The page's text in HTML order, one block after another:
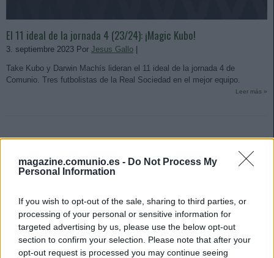
magazine.comunio.es - Do Not Process My
Personal Information
If you wish to opt-out of the sale, sharing to third parties, or
processing of your personal or sensitive information for
targeted advertising by us, please use the below opt-out
section to confirm your selection. Please note that after your
opt-out request is processed you may continue seeing
El 11 ideal de la jornada 4 (23/24): ¡Magic Kubo!
3. septiembre 2023 Por Jesus Gallo |
Take Kubo y Darwin Machís lideran el 11 ideal de la jornada 4 de
Comunio. Tres futbolistas de la Real Sociedad en el mejor equipo.
Leer más »